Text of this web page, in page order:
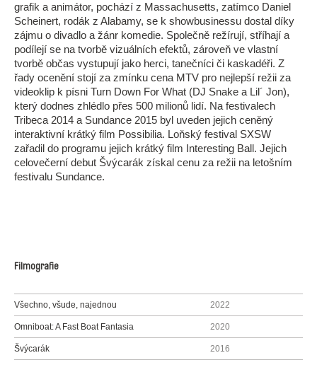
grafik a animátor, pochází z Massachusetts, zatímco Daniel
Scheinert, rodák z Alabamy, se k showbusinessu dostal díky
zájmu o divadlo a žánr komedie. Společně režírují, stříhají a
podílejí se na tvorbě vizuálních efektů, zároveň ve vlastní
tvorbě občas vystupují jako herci, tanečníci či kaskadéři. Z
řady ocenění stojí za zmínku cena MTV pro nejlepší režii za
videoklip k písni Turn Down For What (DJ Snake a Lil´ Jon),
který dodnes zhlédlo přes 500 milionů lidí. Na festivalech
Tribeca 2014 a Sundance 2015 byl uveden jejich ceněný
interaktivní krátký film Possibilia. Loňský festival SXSW
zařadil do programu jejich krátký film Interesting Ball. Jejich
celovečerní debut Švýcarák získal cenu za režii na letošním
festivalu Sundance.
Filmografie
Všechno, všude, najednou 2022
Omniboat: A Fast Boat Fantasia 2020
Švýcarák 2016